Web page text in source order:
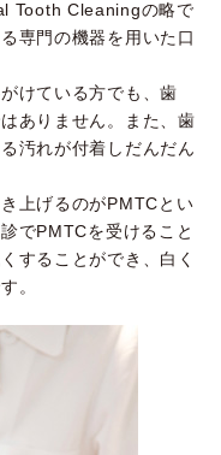
Tooth Cleaningの略で
専門の機器を用いた口
けている方でも、歯
ありません。また、歯
汚れが付着しだんだん
上げるのがPMTCとい
でPMTCを受けること
することができ、白く
。